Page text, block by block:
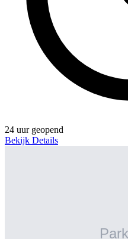
24 uur geopend
Bekijk Details